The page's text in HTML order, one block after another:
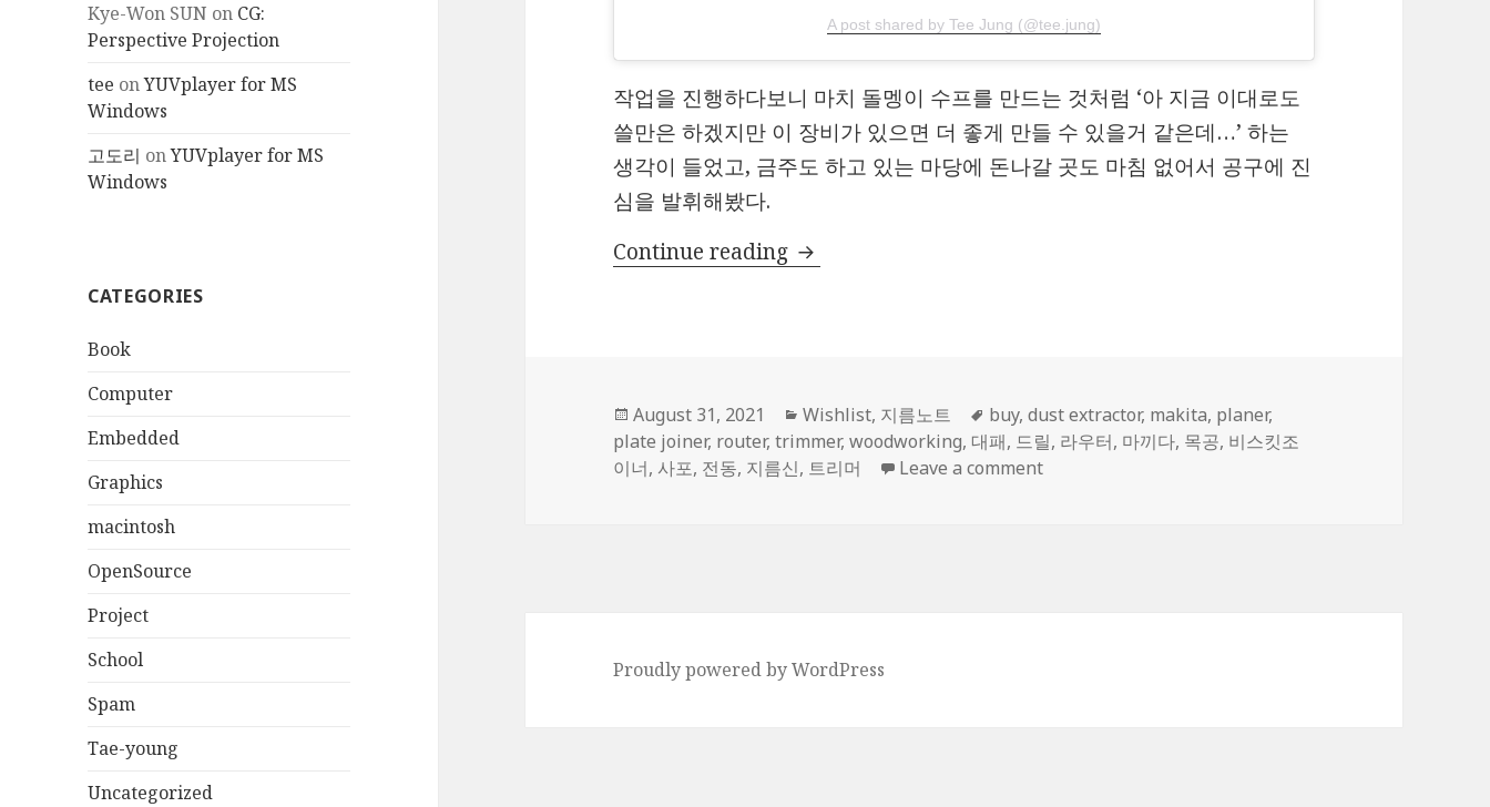
Kye-Won SUN on CG:
Perspective Projection
tee onYUVplayer for MS
Windows
고도리 onYUVplayer for MS
Windows
CATEGORIES
Book
Computer
Embedded
Graphics
macintosh
OpenSource
Project
School
Spam
Tae-young
Uncategorized
A post shared by Tee Jung (@tee.jung)
작업을 진행하다보니 마치 돌멩이 수프를 만드는 것처럼 ‘아 지금 이대로도
쓸만은 하겠지만 이 장비가 있으면 더 좋게 만들 수 있을거 같은데…’ 하는
생각이 들었고, 금주도 하고 있는 마당에 돈나갈 곳도 마침 없어서 공구에 진
심을 발휘해봤다.
Continue reading 마끼다 전동 공구 수집
Posted
on
August 31, 2021 Categories
Wishlist, 지름노트 Tags
buy,dust extractor, makita, planer,
plate joiner, router,trimmer,woodworking,대패, 드릴, 라우터, 마끼다, 목공, 비스킷조
이너, 사포, 전동, 지름신, 트리머 Leave a commenton 마끼다 전동 공구 수집
Proudly powered by WordPress